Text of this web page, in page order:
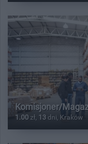
Komisjoner/
1.00 zł, 13 dni, Kraków